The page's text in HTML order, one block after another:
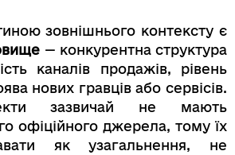
зовнішнього контексту є
— конкурентна структура
каналів продажів, рівень
нових гравців або сервісів.
зазвичай не мають
офіційного джерела, тому їх
як узагальнення, не